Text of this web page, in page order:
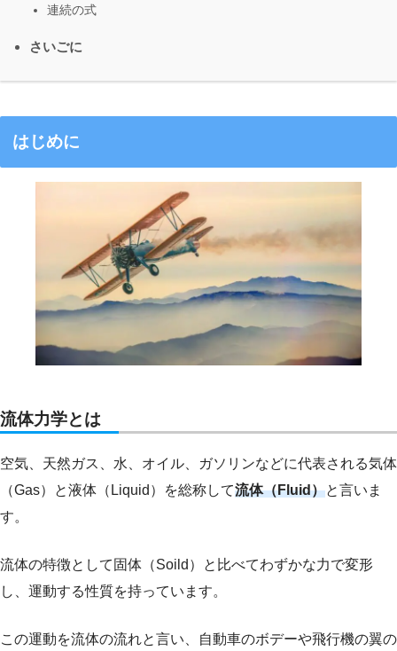
連続の式
さいごに
はじめに
流体力学とは
空気、天然ガス、水、オイル、ガソリンなどに代表される気体
（Gas）と液体（Liquid）を総称して流体（Fluid）と言いま
す。
流体の特徴として固体（Soild）と比べてわずかな力で変形
し、運動する性質を持っています。
この運動を流体の流れと言い、自動車のボデーや飛行機の翼の